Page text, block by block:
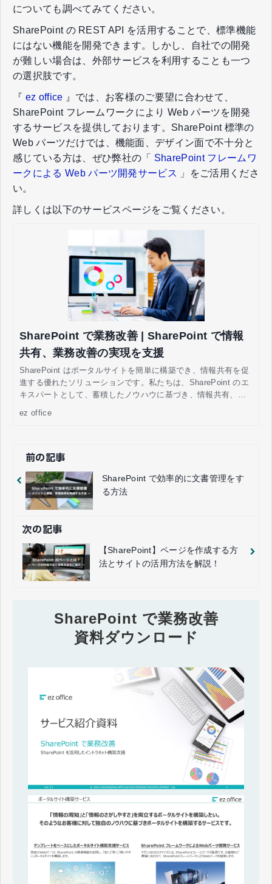
についても調べてみてください。
SharePoint の REST API を活用することで、標準機能
にはない機能を開発できます。しかし、自社での開発
が難しい場合は、外部サービスを利用することも一つ
の選択肢です。
『 ez office 』では、お客様のご要望に合わせて、
SharePoint フレームワークにより Web パーツを開発
するサービスを提供しております。SharePoint 標準の
Web パーツだけでは、機能面、デザイン面で不十分と
感じている方は、ぜひ弊社の「 SharePoint フレームワ
ークによる Web パーツ開発サービス
」をご活用くださ
い。
詳しくは以下のサービスページをご覧ください。
SharePoint で業務改善 | SharePoint で情報
共有、業務改善の実現を支援
SharePoint はポータルサイトを簡単に構築でき、情報共有を促
進する優れたソリューションです。私たちは、SharePoint のエ
キスパートとして、蓄積したノウハウに基づき、情報共有、業
ez office
前の記事
SharePoint で効率的に文書管理をす
る方法
次の記事
【SharePoint】ページを作成する方
法とサイトの活用方法を解説！
SharePoint で業務改善
資料ダウンロード